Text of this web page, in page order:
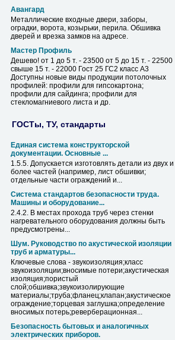
Авангард
Металлические входные двери, заборы,
оградки, ворота, козырьки, перила. Обшивка
дверей и врезка замков на адресе.
Мастер Профиль
Дешево! от 1 до 5 т. - 23500 от 5 до 15 т. - 22500
свыше 15 т. - 22000 Гост 25 ГС2 класс А3
Доступны новые виды продукции потолочных
профилей: профили для гипсокартона;
профили для сайдинга; профили для
стекломагниевого листа и др.
ГОСТы, ТУ, стандарты
Единая система конструкторской
документации. Основные ...
1.5.5. Допускается изготовлять детали из двух и
более частей (например, лист обшивки;
отдельные части ограждений и...
Система стандартов безопасности труда.
Машины и оборудование...
2.4.2. В местах прохода труб через стенки
нагревательного оборудования должны быть
предусмотрены...
Шум. Руководство по акустической изоляции
труб и арматуры...
Ключевые слова - звукоизоляция;класс
звукоизоляции;вносимые потери;акустическая
изоляция;пористый
слой;обшивка;звукоизолирующие
материалы;труба;фланец;клапан;акустическое
ограждение;торцевая заглушка;определение
вносимых потерь;реверберационная...
Безопасность бытовых и аналогичных
электрических приборов.